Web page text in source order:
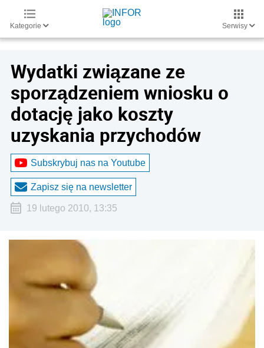
Kategorie Serwisy
Wydatki związane ze
sporządzeniem wniosku o
dotację jako koszty
uzyskania przychodów
Subskrybuj nas na Youtube
Zapisz się na newsletter
19 lutego 2010, 13:35